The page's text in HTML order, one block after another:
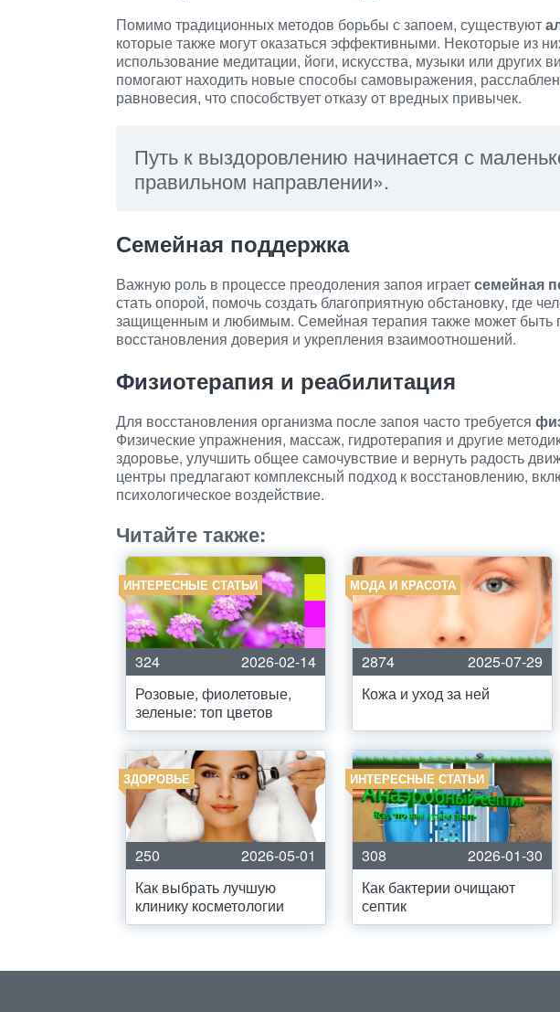
Помимо традиционных методов борьбы с запоем, существуют
которые также могут оказаться эффективными. Некоторые из
использование медитации, йоги, искусства, музыки или других
помогают находить новые способы самовыражения,
равновесия, что способствует отказу от вредных привычек.
Путь к выздоровлению начинается с
правильном направлении».
Семейная поддержка
Важную роль в процессе преодоления запоя играетсемейная
стать опорой, помочь создать благоприятную обстановку, где
защищенным и любимым. Семейная терапия также может быть
восстановления доверия и укрепления взаимоотношений.
Физиотерапия и реабилитация
Для восстановления организма после запоя часто требуется
Физические упражнения, массаж, гидротерапия и другие
здоровье, улучшить общее самочувствие и вернуть радость
центры предлагают комплексный подход к восстановлению,
психологическое воздействие.
Читайте также:
ИНТЕРЕСНЫЕ СТАТЬИ
324
2026-02-14
Розовые, фиолетовые,
зеленые: топ цветов
МОДА И КРАСОТА
2874
2025-07-29
Кожа и уход за ней
ЗДОРОВЬЕ
250
2026-05-01
Как выбрать лучшую
клинику косметологии
ИНТЕРЕСНЫЕ СТАТЬИ
308
2026-01-30
Как бактерии очищают
септик